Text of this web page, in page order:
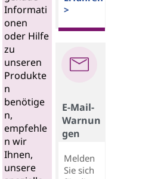
Informati
onen
oder Hilfe
zu
unseren
Produkte
n
benötige
n,
empfehle
n wir
Ihnen,
unsere
>
E-Mail-
Warnun
gen
Melden
Sie sich